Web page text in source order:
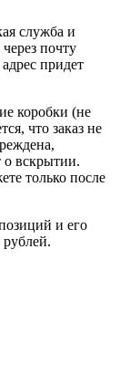
служба и
почту
придет
коробки (не
что заказ не
о вскрытии.
только после
и его